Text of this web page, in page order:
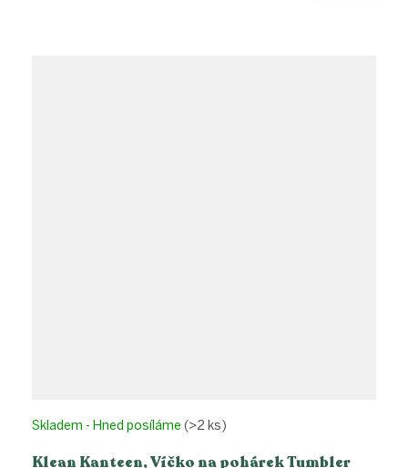
Klean Kanteen, Víčko na pohárek Tumbler
Skladem - Hned posíláme (>2 ks)